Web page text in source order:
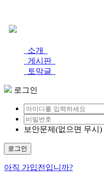
소개
게시판
토막글
로그인
보안문제(없으면 무시)
로그인
아직 가입전입니까?